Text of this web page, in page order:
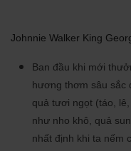
Johnnie Walker King
Ban đầu khi mới
hương thơm sâu sắc
quả tươi ngọt (táo,
như nho khô, quả
nhất định khi ta nếm